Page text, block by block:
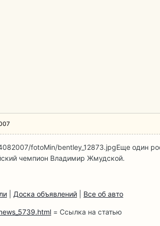
fotoMin/bentley_12873.jpgЕще один
чемпион Владимир Жмудской.
Доска объявлений Все об авто
= Ссылка на статью